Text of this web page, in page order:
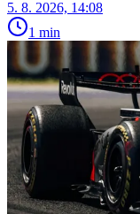
5. 8. 2026, 14:08
1 min